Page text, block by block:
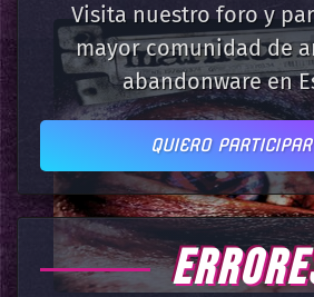
Visita nuestro foro y
mayor comunidad de
abandonware en
QUIERO PARTICIPAR